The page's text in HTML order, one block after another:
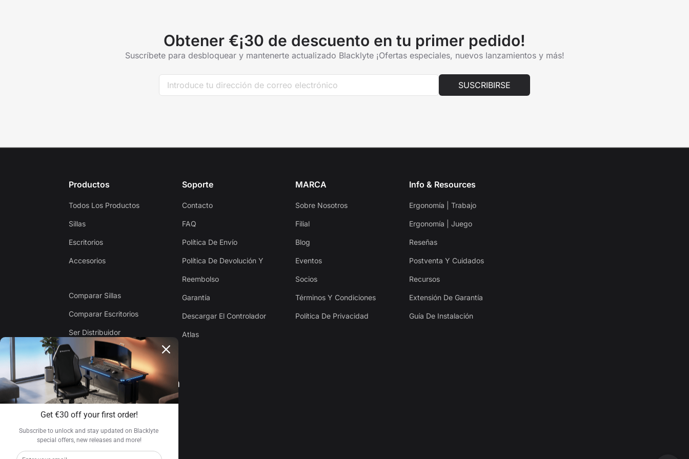
Obtener €¡30 de descuento en tu primer pedido!
Suscríbete para desbloquear y mantenerte actualizado Blacklyte ¡Ofertas especiales, nuevos lanzamientos y más!
SUSCRIBIRSE
Productos
Todos Los Productos
Sillas
Escritorios
Accesorios
Comparar Sillas
Comparar Escritorios
Ser Distribuidor
Soporte
Contacto
FAQ
Política De Envío
Política De Devolución Y
Reembolso
Garantía
Descargar El Controlador
Atlas
MARCA
Sobre Nosotros
Filial
Blog
Eventos
Socios
Términos Y Condiciones
Política De Privacidad
Info & Resources
Ergonomía | Trabajo
Ergonomía | Juego
Reseñas
Postventa Y Cuidados
Recursos
Extensión De Garantía
Guía De Instalación
CONTÁCTENOS
Support@blacklyte.com
Get €30 off your first order!
Subscribe to unlock and stay updated on Blacklyte
special offers, new releases and more!